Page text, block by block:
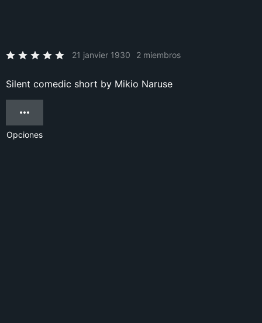
21 janvier 1930 2 miembros
Silent comedic short by Mikio Naruse
Opciones